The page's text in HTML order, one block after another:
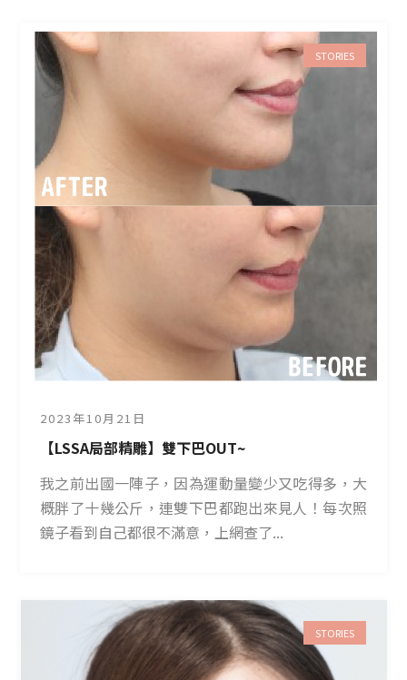
STORIES
2023年10月21日
【LSSA局部精雕】雙下巴OUT~
我之前出國一陣子，因為運動量變少又吃得多，大
概胖了十幾公斤，連雙下巴都跑出來見人！每次照
鏡子看到自己都很不滿意，上網查了...
STORIES